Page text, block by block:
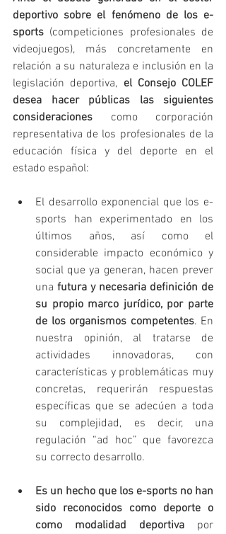
deportivo sobre el fenómeno de los e-
sports (competiciones profesionales de
videojuegos), más concretamente en
relación a su naturaleza e inclusión en la
legislación deportiva, el Consejo COLEF
desea hacer públicas las siguientes
consideraciones como corporación
representativa de los profesionales de la
educación física y del deporte en el
estado español:
El desarrollo exponencial que los e-
sports han experimentado en los
últimos años, así como el
considerable impacto económico y
social que ya generan, hacen prever
una futura y necesaria definición de
su propio marco jurídico, por parte
de los organismos competentes. En
nuestra opinión, al tratarse de
actividades innovadoras, con
características y problemáticas muy
concretas, requerirán respuestas
específicas que se adecúen a toda
su complejidad, es decir, una
regulación “ad hoc” que favorezca
su correcto desarrollo.
Es un hecho que los e-sports no han
sido reconocidos como deporte o
como modalidad deportiva por